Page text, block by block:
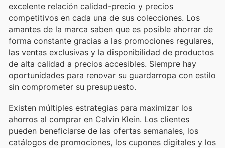
excelente relación calidad-precio y precios
competitivos en cada una de sus colecciones. Los
amantes de la marca saben que es posible ahorrar de
forma constante gracias a las promociones regulares,
las ventas exclusivas y la disponibilidad de productos
de alta calidad a precios accesibles. Siempre hay
oportunidades para renovar su guardarropa con estilo
sin comprometer su presupuesto.
Existen múltiples estrategias para maximizar los
ahorros al comprar en Calvin Klein. Los clientes
pueden beneficiarse de las ofertas semanales, los
catálogos de promociones, los cupones digitales y los